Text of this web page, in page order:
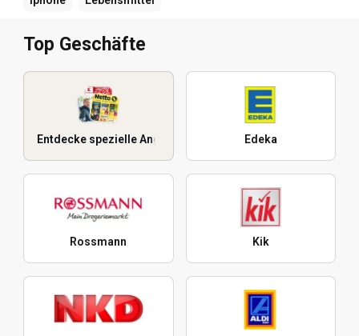
Top Geschäfte
Entdecke spezielle Angebote Edeka
Rossmann Kik